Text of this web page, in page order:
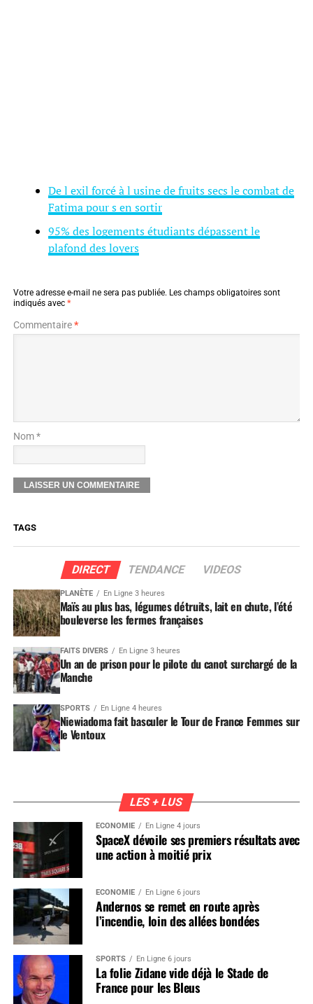
De l exil forcé à l usine de fruits secs le combat de
Fatima pour s en sortir
95% des logements étudiants dépassent le
plafond des loyers
Votre adresse e-mail ne sera pas publiée. Les champs obligatoires sont
indiqués avec *
Commentaire*
Nom *
TAGS
DIRECT TENDANCE VIDEOS
PLANÈTE En Ligne 3 heures
Maïs au plus bas, légumes détruits, lait en chute, l’été
bouleverse les fermes françaises
FAITS DIVERS En Ligne 3 heures
Un an de prison pour le pilote du canot surchargé de la
Manche
SPORTS En Ligne 4 heures
Niewiadoma fait basculer le Tour de France Femmes sur
le Ventoux
LES + LUS
ÉCONOMIE En Ligne 4 jours
SpaceX dévoile ses premiers résultats avec
une action à moitié prix
ÉCONOMIE En Ligne 6 jours
Andernos se remet en route après
l’incendie, loin des allées bondées
SPORTS En Ligne 6 jours
La folie Zidane vide déjà le Stade de
France pour les Bleus